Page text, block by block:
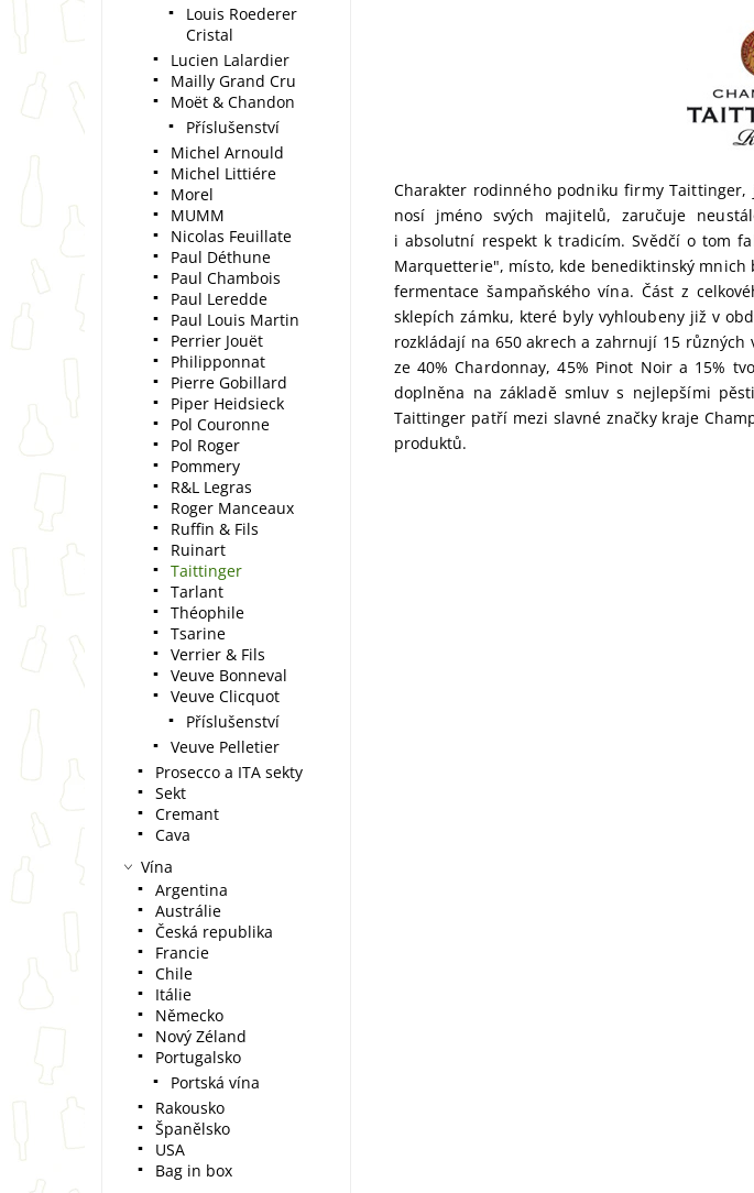
Charakter rodinného podniku firmy
nosí jméno svých majitelů, zaručuje
i absolutní respekt k tradicím. Svědčí o tom
Marquetterie", místo, kde benediktinský
fermentace šampaňského vína. Část z
sklepích zámku, které byly vyhloubeny již v
rozkládají na 650 akrech a zahrnují 15
ze 40% Chardonnay, 45% Pinot Noir a 15%
doplněna na základě smluv s nejlepšími
Taittinger patří mezi slavné značky kraje
produktů.
Louis Roederer
Cristal
Lucien Lalardier
Mailly Grand Cru
Moët & Chandon
Příslušenství
Michel Arnould
Michel Littiére
Morel
MUMM
Nicolas Feuillate
Paul Déthune
Paul Chambois
Paul Leredde
Paul Louis Martin
Perrier Jouët
Philipponnat
Pierre Gobillard
Piper Heidsieck
Pol Couronne
Pol Roger
Pommery
R&L Legras
Roger Manceaux
Ruffin & Fils
Ruinart
Taittinger
Tarlant
Théophile
Tsarine
Verrier & Fils
Veuve Bonneval
Veuve Clicquot
Příslušenství
Veuve Pelletier
Prosecco a ITA sekty
Sekt
Cremant
Cava
Vína
Argentina
Austrálie
Česká republika
Francie
Chile
Itálie
Německo
Nový Zéland
Portugalsko
Portská vína
Rakousko
Španělsko
USA
Bag in box